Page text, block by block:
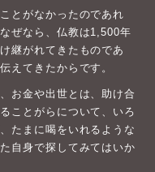
とがなかったのであれ
ぜなら、仏教は1,500年
継がれてきたものであ
えてきたからです。
お金や出世とは、助け合
ことがらについて、いろ
たまに喝をいれるような
自身で探してみてはいか